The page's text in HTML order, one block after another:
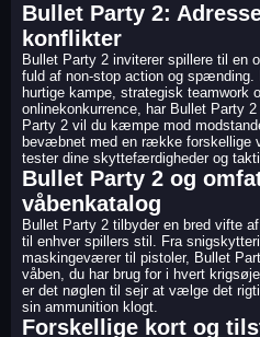
Bullet Party 2:
konflikter
Bullet Party 2 inviterer spillere til en
fuld af non-stop action og spænding.
hurtige kampe, strategisk teamwork
onlinekonkurrence, har Bullet Party
Party 2 vil du kæmpe mod
bevæbnet med en række forskellige
tester dine skyttefærdigheder og
Bullet Party 2 og
våbenkatalog
Bullet Party 2 tilbyder en bred vifte
til enhver spillers stil. Fra
maskingeværer til pistoler, Bullet
våben, du har brug for i hvert
er det nøglen til sejr at vælge det
sin ammunition klogt.
Forskellige kort og